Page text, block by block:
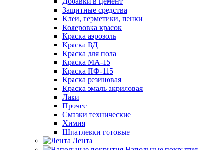
Защитные средства
Клеи, герметики, пенки
Колеровка красок
Краска аэрозоль
Краска ВД
Краска для пола
Краска МА-15
Краска ПФ-115
Краска резиновая
Краска эмаль акриловая
Лаки
Прочее
Смазки технические
Химия
Шпатлевки готовые
Лента